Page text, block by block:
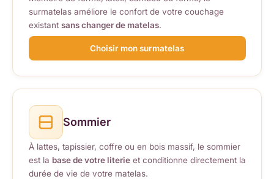
surmatelas améliore le confort de votre couchage
existant sans changer de matelas.
Choisir mon surmatelas
Sommier
À lattes, tapissier, coffre ou en bois massif, le sommier
est la base de votre literieet conditionne directement la
durée de vie de votre matelas.